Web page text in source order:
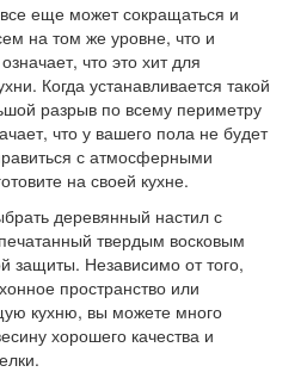
еще может сокращаться и
на том же уровне, что и
что это хит для
Когда устанавливается такой
разрыв по всему периметру
что у вашего пола не будет
с атмосферными
на своей кухне.
деревянный настил с
твердым восковым
защиты. Независимо от того,
пространство или
кухню, вы можете много
хорошего качества и